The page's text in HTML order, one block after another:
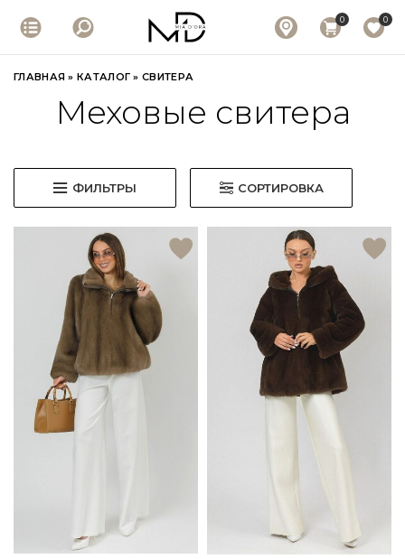
0 0
ГЛАВНАЯ »КАТАЛОГ »СВИТЕРА
Меховые свитера
ФИЛЬТРЫ СОРТИРОВКА